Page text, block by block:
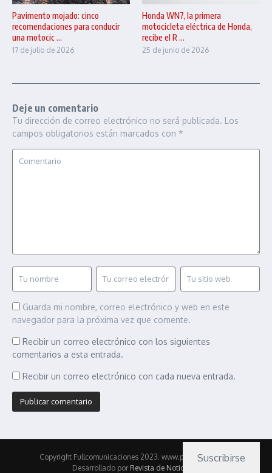
Pavimento mojado: cinco
recomendaciones para conducir
una motocic ...
17 de julio de 2026
Honda WN7, la primera
motocicleta eléctrica de Honda,
recibe el R ...
25 de junio de 2026
Deje un comentario
Tu dirección de correo electrónico no será publicada. Los
campos obligatorios están marcados con *
Guarda mi nombre, correo electrónico y web en este
navegador para la próxima vez que comente.
Recibir un correo electrónico con los siguientes
comentarios a esta entrada.
Recibir un correo electrónico con cada nueva entrada.
Copyright Fullcomunicaciones 2023. www.pasionmotor.cl |
Desarrollado por Revista de Noticias X
Suscribirse